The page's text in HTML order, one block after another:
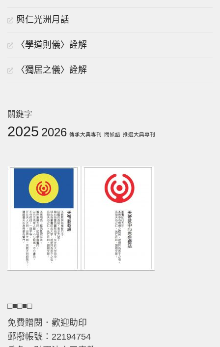
興仁光洲月話
〈學道則儀〉詮解
〈獨居之儀〉詮解
關鍵字
2025 2026 傳承大典專刊 問候語 推選大典專刊
□■□■□
免費贈閱．歡迎助印
郵撥帳號：22194754